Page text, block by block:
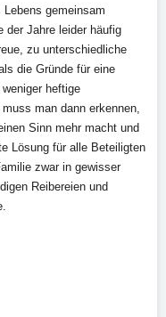
Lebens gemeinsam
der Jahre leider häufig
zu unterschiedliche
die Gründe für eine
heftige
man dann erkennen,
Sinn mehr macht und
Lösung für alle Beteiligten
zwar in gewisser
Reibereien und